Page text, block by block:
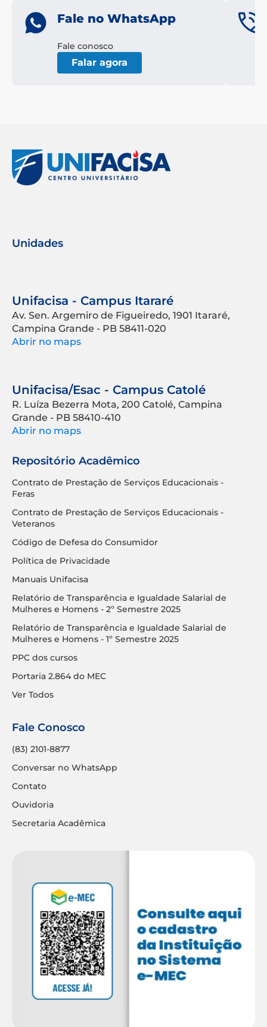
Fale no WhatsApp
Fale conosco
Falar agora
Unidades
Unifacisa - Campus Itararé
Av. Sen. Argemiro de Figueiredo, 1901 Itararé,
Campina Grande - PB 58411-020
Abrir no maps
Unifacisa/Esac - Campus Catolé
R. Luíza Bezerra Mota, 200 Catolé, Campina
Grande - PB 58410-410
Abrir no maps
Repositório Acadêmico
Contrato de Prestação de Serviços Educacionais -
Feras
Contrato de Prestação de Serviços Educacionais -
Veteranos
Código de Defesa do Consumidor
Política de Privacidade
Manuais Unifacisa
Relatório de Transparência e Igualdade Salarial de
Mulheres e Homens - 2º Semestre 2025
Relatório de Transparência e Igualdade Salarial de
Mulheres e Homens - 1º Semestre 2025
PPC dos cursos
Portaria 2.864 do MEC
Ver Todos
Fale Conosco
(83) 2101-8877
Conversar no WhatsApp
Contato
Ouvidoria
Secretaria Acadêmica